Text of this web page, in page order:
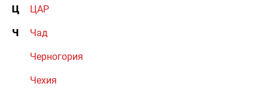
Ц ЦАР
Ч Чад
Черногория
Чехия